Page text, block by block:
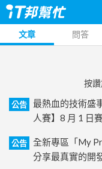
文章 問答
按
公告
最熱血的技術盛
人賽】8 月 1 日
公告
全新專區「My
分享最真實的開